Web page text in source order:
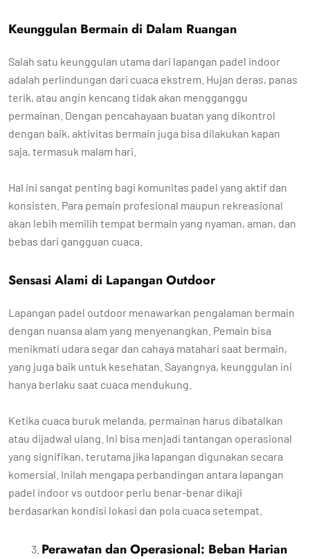
Keunggulan Bermain di Dalam Ruangan
Salah satu keunggulan utama dari lapangan padel indoor
adalah perlindungan dari cuaca ekstrem. Hujan deras, panas
terik, atau angin kencang tidak akan mengganggu
permainan. Dengan pencahayaan buatan yang dikontrol
dengan baik, aktivitas bermain juga bisa dilakukan kapan
saja, termasuk malam hari.
Hal ini sangat penting bagi komunitas padel yang aktif dan
konsisten. Para pemain profesional maupun rekreasional
akan lebih memilih tempat bermain yang nyaman, aman, dan
bebas dari gangguan cuaca.
Sensasi Alami di Lapangan Outdoor
Lapangan padel outdoor menawarkan pengalaman bermain
dengan nuansa alam yang menyenangkan. Pemain bisa
menikmati udara segar dan cahaya matahari saat bermain,
yang juga baik untuk kesehatan. Sayangnya, keunggulan ini
hanya berlaku saat cuaca mendukung.
Ketika cuaca buruk melanda, permainan harus dibatalkan
atau dijadwal ulang. Ini bisa menjadi tantangan operasional
yang signifikan, terutama jika lapangan digunakan secara
komersial. Inilah mengapa perbandingan antara lapangan
padel indoor vs outdoor perlu benar-benar dikaji
berdasarkan kondisi lokasi dan pola cuaca setempat.
Perawatan dan Operasional: Beban Harian